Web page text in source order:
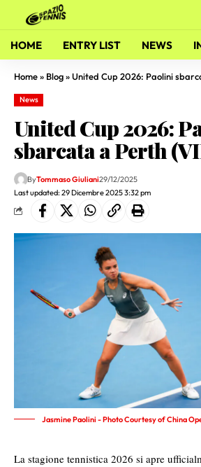
HOME ENTRY LIST NEWS
Home» Blog»United Cup 2026: Paolini
News
United Cup 2026:
sbarcata a Perth
Last updated: 29 Dicembre 2025 3:32 pm
ByTommaso Giuliani29/12/2025
Jasmine Paolini - Photo Courtesy of China
La stagione tennistica 2026 si apre